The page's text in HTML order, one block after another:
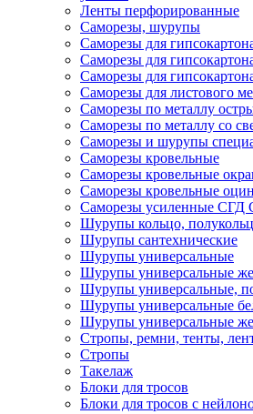
Ленты перфорированные
Саморезы, шурупы
Саморезы для
Саморезы для
Саморезы для
Саморезы для листового
Саморезы по металлу
Саморезы по металлу со
Саморезы и шурупы
Саморезы кровельные
Саморезы кровельные
Саморезы кровельные
Саморезы усиленные
Шурупы кольцо,
Шурупы сантехнические
Шурупы универсальные
Шурупы универсальные
Шурупы универсальные,
Шурупы универсальные
Шурупы универсальные
Стропы, ремни, тенты,
Стропы
Такелаж
Блоки для тросов
Блоки для тросов с